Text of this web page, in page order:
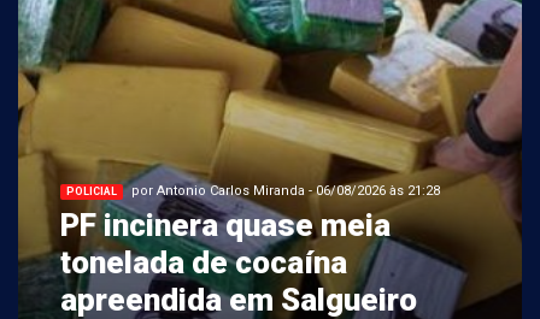
POLICIAL por Antonio Carlos Miranda - 06/08/2026 às 21:28
PF incinera quase meia
tonelada de cocaína
apreendida em Salgueiro